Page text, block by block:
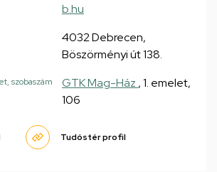
b.hu
4032 Debrecen,
Böszörményi út 138.
szobaszám GTK Mag-Ház , 1. emelet,
106
Tudóstér profil